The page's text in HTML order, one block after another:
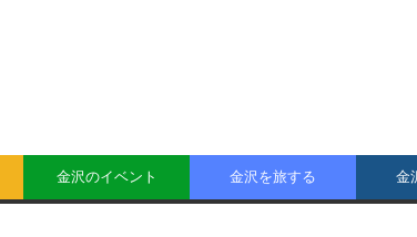
金沢のイベント 金沢を旅する 金